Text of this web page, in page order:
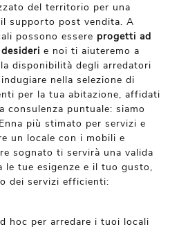
del territorio per una
supporto post vendita. A
possono essere progetti ad
e noi ti aiuteremo a
disponibilità degli arredatori
nella selezione di
per la tua abitazione, affidati
consulenza puntuale: siamo
più stimato per servizi e
un locale con i mobili e
sognato ti servirà una valida
le tue esigenze e il tuo gusto,
dei servizi efficienti:
hoc per arredare i tuoi locali